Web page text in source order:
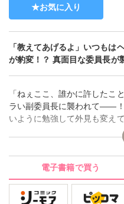
お気に入り
「教えてあげるよ」いつもは
が豹変！？ 真面目な委員長が
「ねぇここ、誰かに許したこ
ラい副委員長に襲われて――
いように勉強して外見も変え
川。学級委員長も務め、順調
たが、軽い調子でからかって
っていた。しかしある日、突
らせたことないところを弄
ドSな生徒×超マジメな教師の
電子書籍で買う